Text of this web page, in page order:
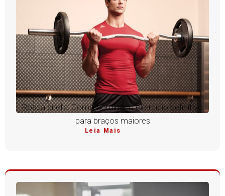
Rosca direta: Como dominar o exercício definitivo
para braços maiores
Leia Mais